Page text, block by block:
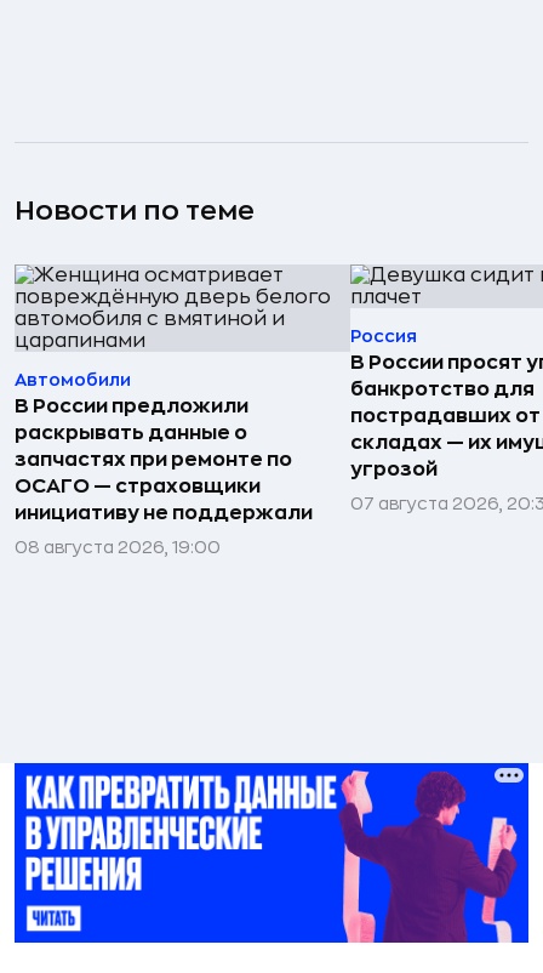
Новости по теме
Автомобили
В России предложили
раскрывать данные о
запчастях при ремонте по
ОСАГО — страховщики
инициативу не поддержали
08 августа 2026, 19:00
Россия
В России просят
банкротство для
пострадавших
складах — их
угрозой
07 августа 2026,